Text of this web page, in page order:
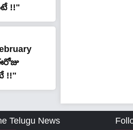
!!"
!!"
Telugu News